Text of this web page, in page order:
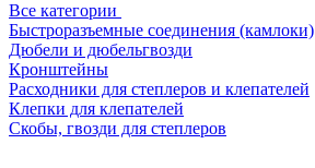
Все категории
Быстроразъемные соединения (камлоки)
Дюбели и дюбельгвозди
Кронштейны
Расходники для степлеров и клепателей
Клепки для клепателей
Скобы, гвозди для степлеров